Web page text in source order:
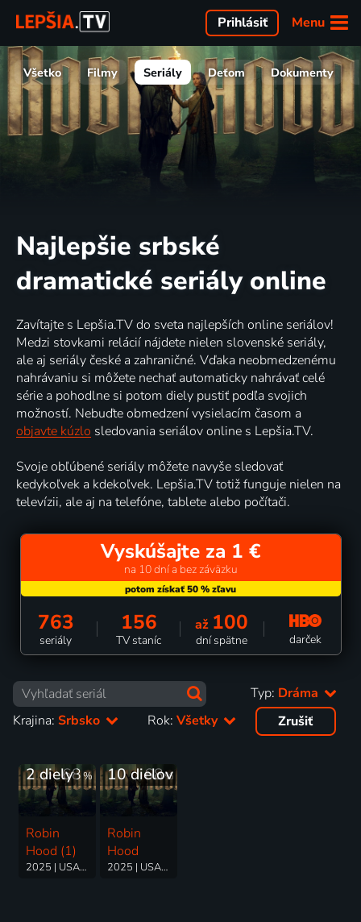
Menu
Prihlásiť
Všetko Filmy Seriály Deťom Dokumenty
Najlepšie srbské
dramatické seriály online
Zavítajte s Lepšia.TV do sveta najlepších online seriálov!
Medzi stovkami relácií nájdete nielen slovenské seriály,
ale aj seriály české a zahraničné. Vďaka neobmedzenému
nahrávaniu si môžete nechať automaticky nahrávať celé
série a pohodlne si potom diely pustiť podľa svojich
možností. Nebuďte obmedzení vysielacím časom a
objavte kúzlo sledovania seriálov online s Lepšia.TV.
Svoje obľúbené seriály môžete navyše sledovať
kedykoľvek a kdekoľvek. Lepšia.TV totiž funguje nielen na
televízii, ale aj na telefóne, tablete alebo počítači.
Vyskúšajte za 1 €
na 10 dní a bez záväzku
763
seriály
156
TV staníc
až 100
dní spätne darček
Typ: Dráma
Krajina: Srbsko Rok:Všetky Zrušiť
68%
2 diely
Robin
Hood (1)
2025 | USA, Srbsko | Dobrodružný, Dráma
68%
10 dielov
Robin
Hood
2025 | USA, Srbsko | Dobrodružný, Dráma